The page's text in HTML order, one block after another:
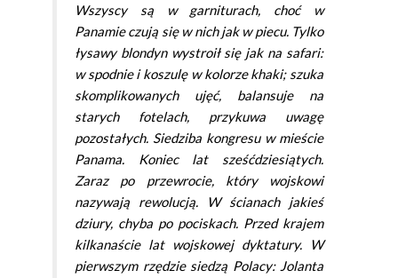
Wszyscy są w garniturach, choć w
Panamie czują się w nich jak w piecu. Tylko
łysawy blondyn wystroił się jak na safari:
w spodnie i koszulę w kolorze khaki; szuka
skomplikowanych ujęć, balansuje na
starych fotelach, przykuwa uwagę
pozostałych. Siedziba kongresu w mieście
Panama. Koniec lat sześćdziesiątych.
Zaraz po przewrocie, który wojskowi
nazywają rewolucją. W ścianach jakieś
dziury, chyba po pociskach. Przed krajem
kilkanaście lat wojskowej dyktatury. W
pierwszym rzędzie siedzą Polacy: Jolanta